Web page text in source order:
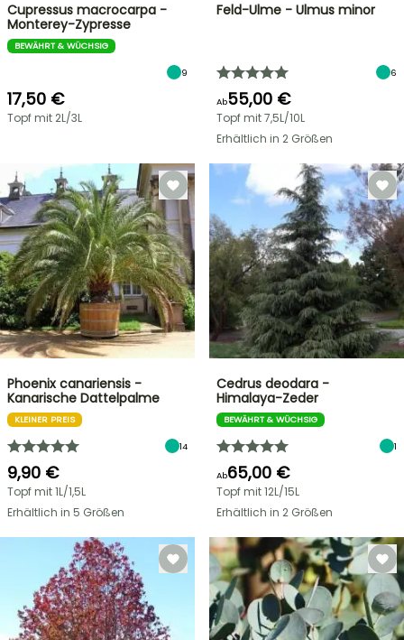
Cupressus macrocarpa -
Monterey-Zypresse
BEWÄHRT & WÜCHSIG
9
17,50 €
Topf mit 2L/3L
Feld-Ulme - Ulmus minor
6
Ab55,00 €
Topf mit 7,5L/10L
Erhältlich in 2 Größen
Phoenix canariensis -
Kanarische Dattelpalme
KLEINER PREIS
14
9,90 €
Topf mit 1L/1,5L
Erhältlich in 5 Größen
Cedrus deodara -
Himalaya-Zeder
BEWÄHRT & WÜCHSIG
1
Ab65,00 €
Topf mit 12L/15L
Erhältlich in 2 Größen